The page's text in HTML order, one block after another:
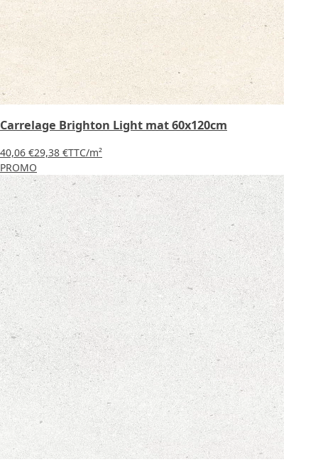
Carrelage Brighton Light mat 60x120cm
40,06 €29,38 €TTC/m²
PROMO